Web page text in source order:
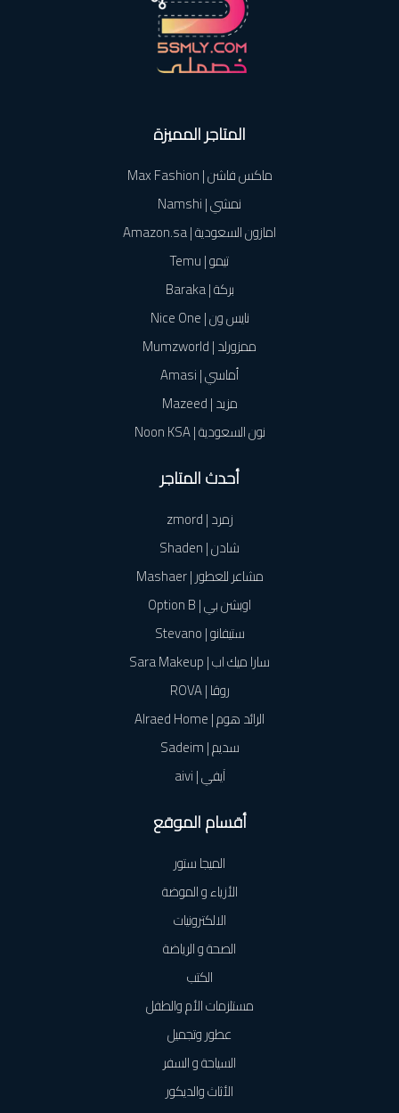
المتاجر المميزة
ماكس فاشن | Max Fashion
نمشي | Namshi
امازون السعودية | Amazon.sa
تيمو | Temu
بركة | Baraka
نايس ون | Nice One
ممزورلد | Mumzworld
أماسي | Amasi
مزيد | Mazeed
نون السعودية | Noon KSA
أحدث المتاجر
زمرد | zmord
شادن | Shaden
مشاعر للعطور | Mashaer
اوبشن بي | Option B
ستيفانو | Stevano
سارا ميك اب | Sara Makeup
روڤا | ROVA
الرائد هوم | Alraed Home
سديم | Sadeim
آيفي | aivi
أقسام الموقع
الميجا ستور
الأزياء و الموضة
الالكترونيات
الصحة و الرياضة
الكتب
مستلزمات الأم والطفل
عطور وتجميل
السياحة و السفر
الأثاث والديكور